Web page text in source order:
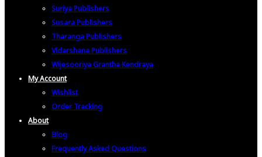
Suriya Publishers
Susara Publishers
Tharanga Publishers
Vidarshana Publishers
Wijesooriya Grantha Kendraya
My Account
Wishlist
Order Tracking
About
Blog
Frequently Asked Questions